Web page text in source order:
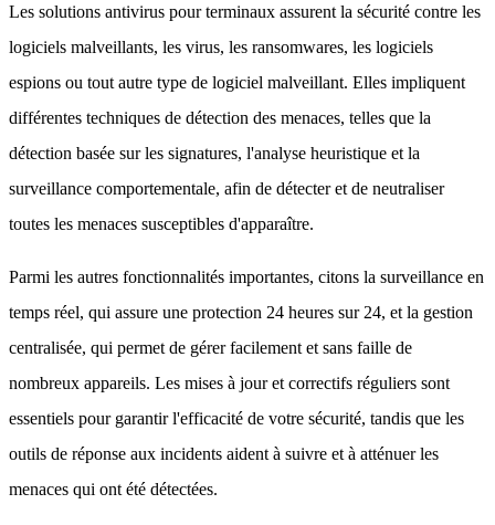
Les solutions antivirus pour terminaux assurent la sécurité contre les
logiciels malveillants, les virus, les ransomwares, les logiciels
espions ou tout autre type de logiciel malveillant. Elles impliquent
différentes techniques de détection des menaces, telles que la
détection basée sur les signatures, l'analyse heuristique et la
surveillance comportementale, afin de détecter et de neutraliser
toutes les menaces susceptibles d'apparaître.
Parmi les autres fonctionnalités importantes, citons la surveillance en
temps réel, qui assure une protection 24 heures sur 24, et la gestion
centralisée, qui permet de gérer facilement et sans faille de
nombreux appareils. Les mises à jour et correctifs réguliers sont
essentiels pour garantir l'efficacité de votre sécurité, tandis que les
outils de réponse aux incidents aident à suivre et à atténuer les
menaces qui ont été détectées.